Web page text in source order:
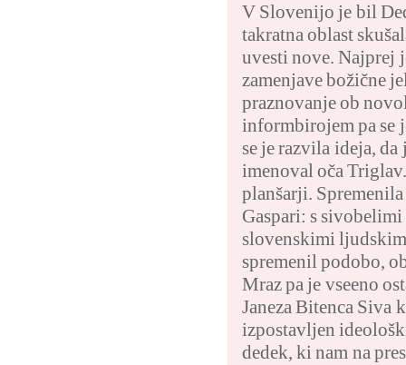
V Slovenijo je bil
takratna oblast
uvesti nove. Najprej
zamenjave božične
praznovanje ob
informbirojem pa se
se je razvila ideja,
imenoval oča
planšarji.
Gaspari: s
slovenskimi
spremenil podobo,
Mraz pa je vseeno
Janeza Bitenca Siva
izpostavljen
dedek, ki nam na